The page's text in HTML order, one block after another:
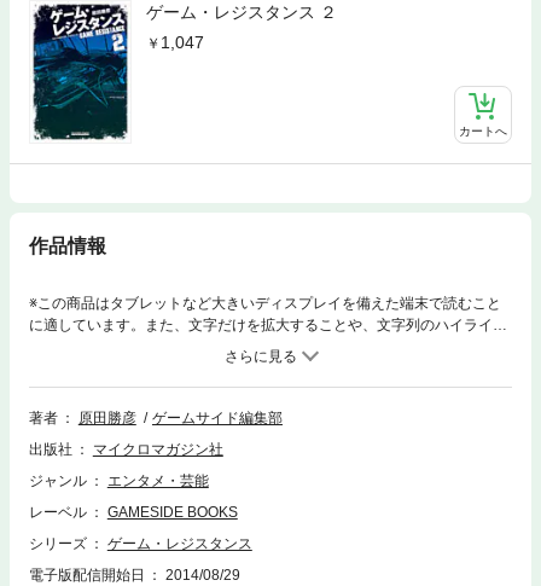
ゲーム・レジスタンス ２
1,047
カートへ
作品情報
※この商品はタブレットなど大きいディスプレイを備えた端末で読むこと
に適しています。また、文字だけを拡大することや、文字列のハイライ
ト、検索、辞書の参照、引用などの機能が使用できません。イカれゲーマ
ー解放戦線ゲームライター原田勝彦氏が生前、「ユーズド・ゲームズ」
「ナイスゲームズ」「ユーゲー」「ゲームサイド」等で書き記した記事を
復刻した、記事選集・第２弾。 今回は80～90年代のゲームの記事を中心
ブ」 「リッジレーサー Ｒの系譜」 「シューティングゲームの深層」
「好きだぜ！Xbox ～俺たちの宝箱～」 「裏読者コーナー ディストピ
刻収録。
著者 原田勝彦
ゲームサイド編集部
出版社
マイクロマガジン社
ジャンル
エンタメ・芸能
レーベル
GAMESIDE BOOKS
シリーズ
ゲーム・レジスタンス
電子版配信開始日
2014/08/29